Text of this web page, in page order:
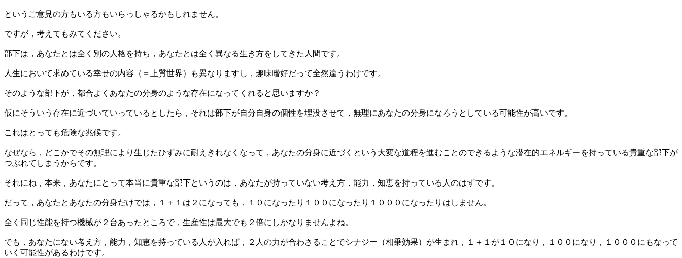
というご意見の方もいる方もいらっしゃるかもしれません。
ですが，考えてもみてください。
部下は，あなたとは全く別の人格を持ち，あなたとは全く異なる生き方をしてきた人間です。
人生において求めている幸せの内容（＝上質世界）も異なりますし，趣味嗜好だって全然違うわけです。
そのような部下が，都合よくあなたの分身のような存在になってくれると思いますか？
仮にそういう存在に近づいていっているとしたら，それは部下が自分自身の個性を埋没させて，無理にあなたの分身になろうとしている可能性が高いです。
これはとっても危険な兆候です。
なぜなら，どこかでその無理により生じたひずみに耐えきれなくなって，あなたの分身に近づくという大変な道程を進むことのできるような潜在的エネルギーを持っている貴重な部下が
つぶれてしまうからです。
それにね，本来，あなたにとって本当に貴重な部下というのは，あなたが持っていない考え方，能力，知恵を持っている人のはずです。
だって，あなたとあなたの分身だけでは，１＋１は２になっても，１０になったり１００になったり１０００になったりはしません。
全く同じ性能を持つ機械が２台あったところで，生産性は最大でも２倍にしかなりませんよね。
でも，あなたにない考え方，能力，知恵を持っている人が入れば，２人の力が合わさることでシナジー（相乗効果）が生まれ，１＋１が１０になり，１００になり，１０００にもなって
いく可能性があるわけです。